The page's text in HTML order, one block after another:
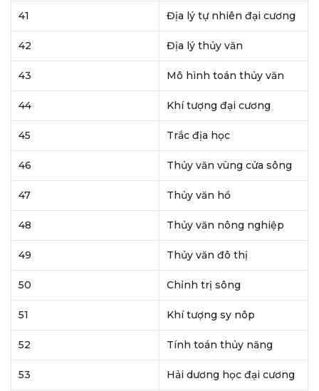
41 Địa lý tự nhiên đại cương
42 Địa lý thủy văn
43 Mô hình toán thủy văn
44 Khí tượng đại cương
45 Trắc địa học
46 Thủy văn vùng cửa sông
47 Thủy văn hồ
48 Thủy văn nông nghiệp
49 Thủy văn đô thị
50 Chỉnh trị sông
51 Khí tượng sy nôp
52 Tính toán thủy năng
53 Hải dương học đại cương